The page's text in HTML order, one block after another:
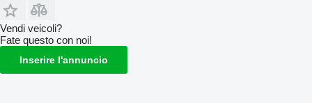
Vendi veicoli?
Fate questo con noi!
Inserire l'annuncio